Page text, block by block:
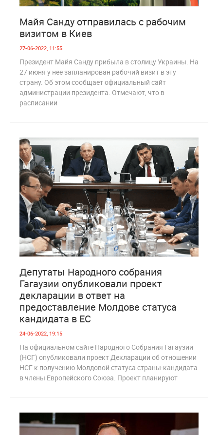
Майя Санду отправилась с рабочим
визитом в Киев
27-06-2022, 11:55
Президент Майя Санду прибыла в столицу Украины. На
27 июня у нее запланирован рабочий визит в эту
страну. Об этом сообщает официальный сайт
администрации президента. Отмечают, что в
расписании
Депутаты Народного собрания
Гагаузии опубликовали проект
декларации в ответ на
предоставление Молдове статуса
кандидата в ЕС
24-06-2022, 19:15
На официальном сайте Народного Собрания Гагаузии
(НСГ) опубликовали проект Декларации об отношении
НСГ к получению Молдовой статуса страны-кандидата
в члены Европейского Союза. Проект планируют